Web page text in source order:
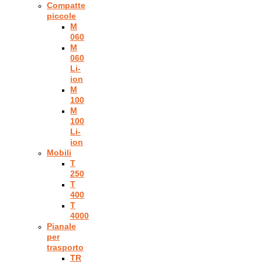
Compatte
piccole
M
060
M
060
Li-
ion
M
100
M
100
Li-
ion
Mobili
T
250
T
400
T
4000
Pianale
per
trasporto
TR